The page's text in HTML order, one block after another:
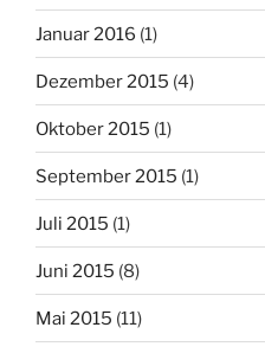
Januar 2016 (1)
Dezember 2015 (4)
Oktober 2015 (1)
September 2015 (1)
Juli 2015 (1)
Juni 2015 (8)
Mai 2015 (11)